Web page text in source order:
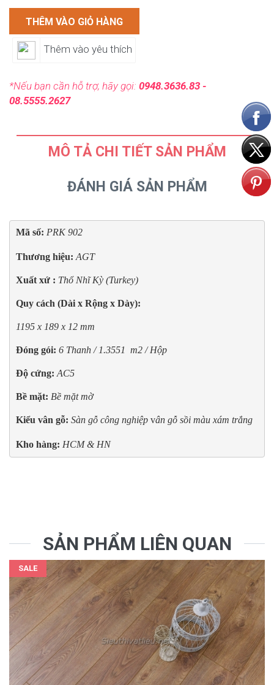
THÊM VÀO GIỎ HÀNG
Thêm vào yêu thích
*Nếu bạn cần hỗ trợ, hãy gọi: 0948.3636.83 -
08.5555.2627
MÔ TẢ CHI TIẾT SẢN PHẨM
ĐÁNH GIÁ SẢN PHẨM
Mã số: PRK 902
Thương hiệu: AGT
Xuất xứ : Thổ Nhĩ Kỳ (Turkey)
Quy cách (Dài x Rộng x Dày):
1195 x 189 x 12 mm
Đóng gói: 6 Thanh / 1.3551  m2 / Hộp
Độ cứng: AC5
Bề mặt: Bề mặt mờ
Kiểu vân gỗ: Sàn gỗ công nghiệp vân gỗ sồi màu xám trắng
Kho hàng: HCM & HN
SẢN PHẨM LIÊN QUAN
SALE